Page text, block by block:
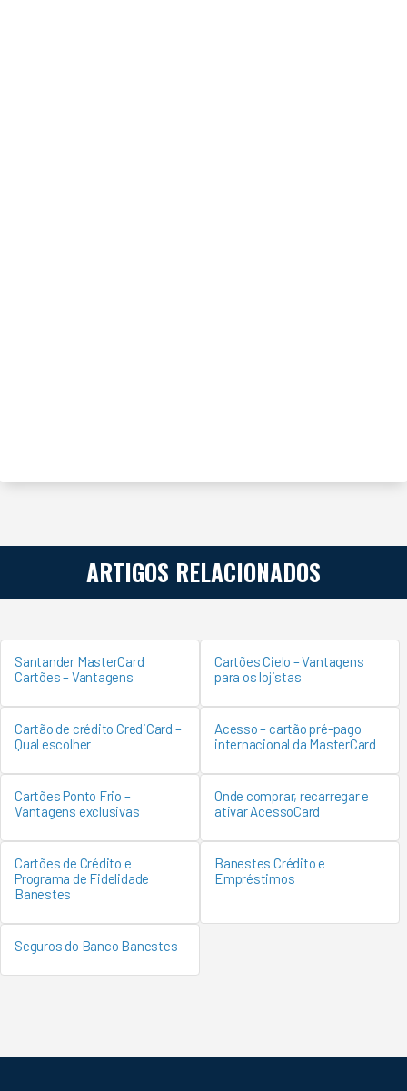
ARTIGOS RELACIONADOS
Santander MasterCard
Cartões – Vantagens
Cartões Cielo – Vantagens
para os lojistas
Cartão de crédito CrediCard –
Qual escolher
Acesso – cartão pré-pago
internacional da MasterCard
Cartões Ponto Frio –
Vantagens exclusivas
Onde comprar, recarregar e
ativar AcessoCard
Cartões de Crédito e
Programa de Fidelidade
Banestes
Banestes Crédito e
Empréstimos
Seguros do Banco Banestes